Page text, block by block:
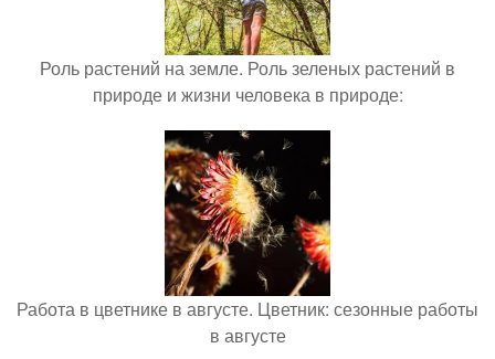
Роль растений на земле. Роль зеленых растений в
природе и жизни человека в природе:
Работа в цветнике в августе. Цветник: сезонные работы
в августе